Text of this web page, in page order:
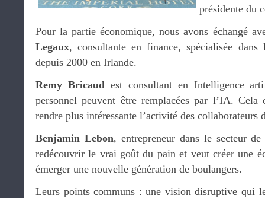
présidente du
Pour la partie économique, nous avons échangé
Legaux, consultante en finance, spécialisée
depuis 2000 en Irlande.
Remy Bricaudest consultant en Intelligence
personnel peuvent être remplacées par l’IA. Cela
rendre plus intéressante l’activité des collaborateurs
Benjamin Lebon, entrepreneur dans le secteur
redécouvrir le vrai goût du pain et veut créer une
émerger une nouvelle génération de boulangers.
Leurs points communs : une vision disruptive qui